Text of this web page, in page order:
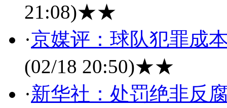
21:08)★★
·京媒评：球队犯罪成
(02/18 20:50)★★
·新华社：处罚绝非反